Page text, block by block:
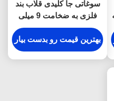
سوغاتی جا کلیدی قلاب بند
فلزی به ضخامت 9 میلی
متر
بهترین قیمت رو بدست بیار